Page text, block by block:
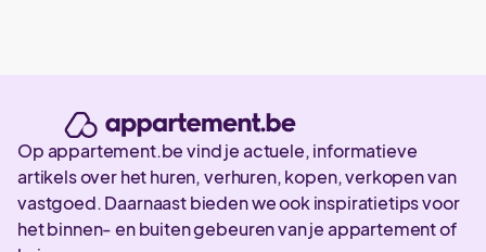
Op appartement.be vind je actuele, informatieve
artikels over het huren, verhuren, kopen, verkopen van
vastgoed. Daarnaast bieden we ook inspiratietips voor
het binnen- en buiten gebeuren van je appartement of